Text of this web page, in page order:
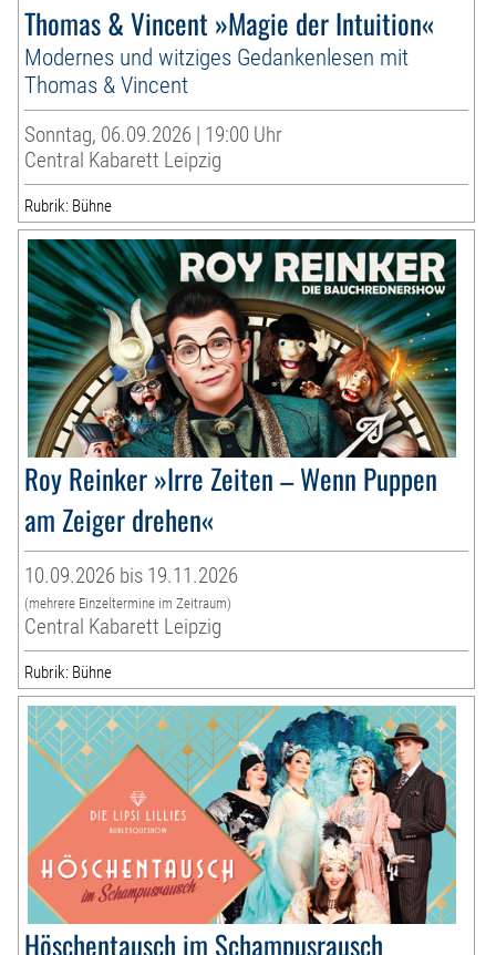
Thomas & Vincent »Magie der Intuition«
Modernes und witziges Gedankenlesen mit
Thomas & Vincent
Sonntag, 06.09.2026 | 19:00 Uhr
Central Kabarett Leipzig
Rubrik: Bühne
Roy Reinker »Irre Zeiten – Wenn Puppen
am Zeiger drehen«
10.09.2026 bis 19.11.2026
(mehrere Einzeltermine im Zeitraum)
Central Kabarett Leipzig
Rubrik: Bühne
Höschentausch im Schampusrausch